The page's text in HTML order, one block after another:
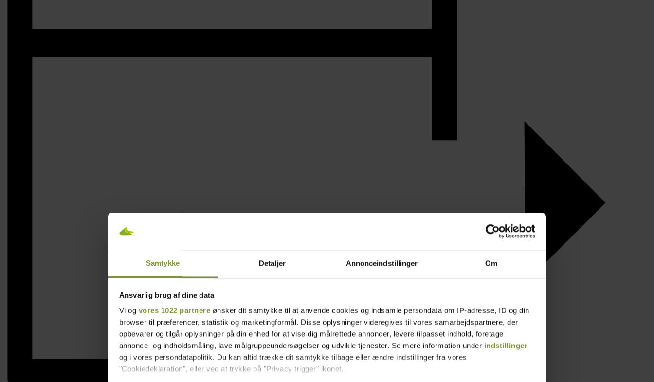
Samtykke Detaljer Annonceindstillinger Om
Ansvarlig brug af dine data
Vi og vores 1022 partnere ønsker dit samtykke til at anvende cookies og indsamle persondata om IP-adresse, ID og din
browser til præferencer, statistik og marketingformål. Disse oplysninger videregives til vores samarbejdspartnere, der
opbevarer og tilgår oplysninger på din enhed for at vise dig målrettede annoncer, levere tilpasset indhold, foretage
annonce- og indholdsmåling, lave målgruppeundersøgelser og udvikle tjenester. Se mere information under indstillinger
og i vores persondatapolitik. Du kan altid trække dit samtykke tilbage eller ændre indstillinger fra vores
"Cookiedeklaration", eller ved at trykke på "Privacy trigger" ikonet.